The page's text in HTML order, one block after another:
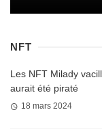
NFT
Les NFT Milady
aurait été piraté
18 mars 2024